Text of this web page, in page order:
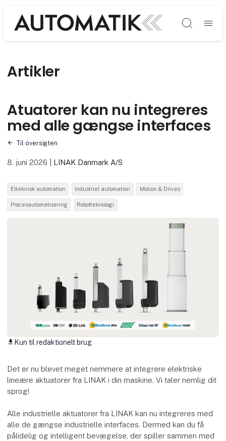
Søg
Artikler
Atuatorer kan nu integreres
med alle gængse interfaces
Til oversigten
8. juni 2026 LINAK Danmark A/S
Elteknisk automation Industriel automation Motion & Drives
Procesautomatisering Robotteknologi
download Kun til redaktionelt brug
Det er nu blevet meget nemmere at integrere elektriske
lineære aktuatorer fra LINAK i din maskine. Vi taler nemlig dit
sprog!
Alle industrielle aktuatorer fra LINAK kan nu integreres med
alle de gængse industrielle interfaces. Dermed kan du få
pålidelig og intelligent bevægelse, der spiller sammen med